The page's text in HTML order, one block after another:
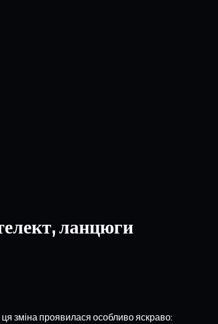
ланцюги
ця зміна проявилася особливо яскраво: